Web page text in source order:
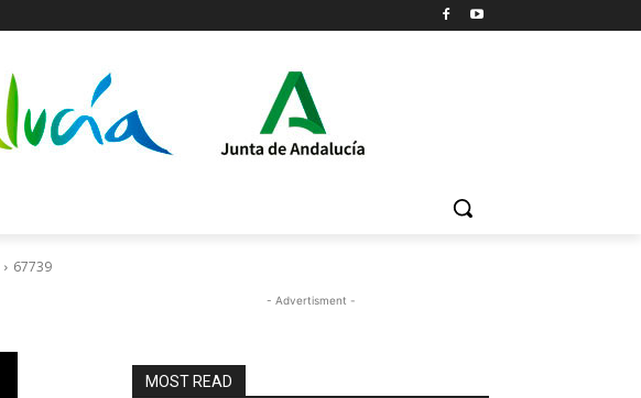
67739
- Advertisment -
MOST READ